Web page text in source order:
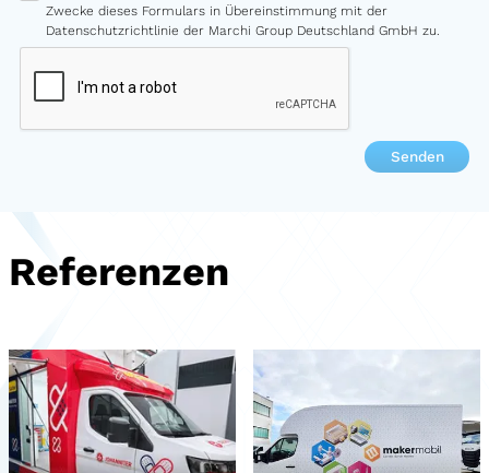
Zwecke dieses Formulars in Übereinstimmung mit der
Datenschutzrichtlinie der Marchi Group Deutschland GmbH zu.
Referenzen
Branche
Automotive
Consumer Electronics Fashion & Retail
Finance & Insurance Food & Beverage
Use Cases
Mobile Arztpraxis Foodtruck
Merchandise Showroom